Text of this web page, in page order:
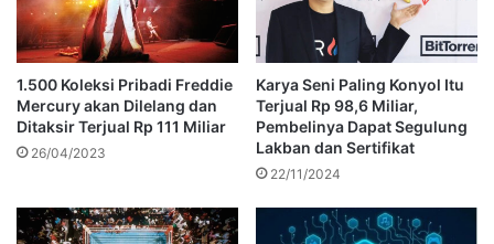
1.500 Koleksi Pribadi Freddie
Mercury akan Dilelang dan
Ditaksir Terjual Rp 111 Miliar
26/04/2023
Karya Seni Paling Konyol Itu
Terjual Rp 98,6 Miliar,
Pembelinya Dapat Segulung
Lakban dan Sertifikat
22/11/2024